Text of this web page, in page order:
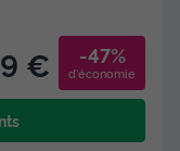
€ -47%
d'économie